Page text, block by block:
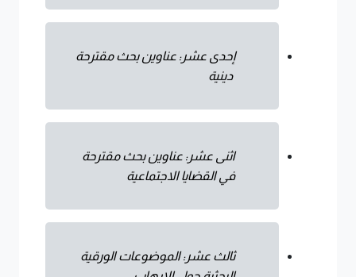
إحدى عشر: عناوين بحث مقترحة
دينية
اثنى عشر: عناوين بحث مقترحة
في القضايا الاجتماعية
ثالث عشر: الموضوعات الورقية